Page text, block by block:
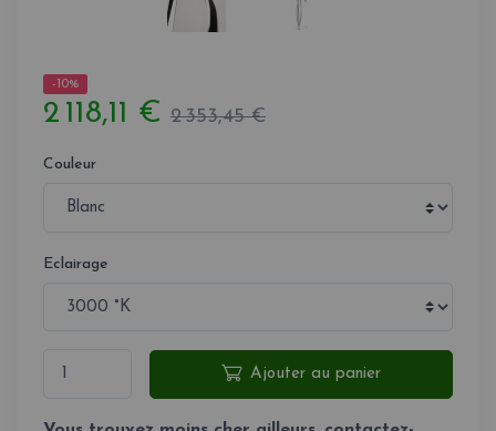
-10%
2 118,11 € 2 353,45 €
Couleur
Eclairage
Ajouter au panier